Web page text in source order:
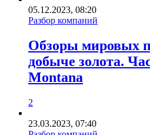
05.12.2023, 08:20
Разбор компаний
Обзоры мировых
добыче золота.
Montana
2
23.03.2023, 07:40